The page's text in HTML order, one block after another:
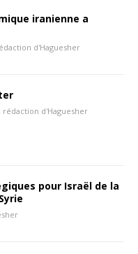
iranienne a
d'Haguesher
rédaction d'Haguesher
pour Israël de la